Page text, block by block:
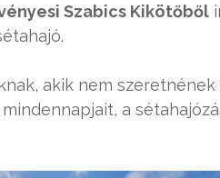
Szabics Kikötőből
akik nem
a